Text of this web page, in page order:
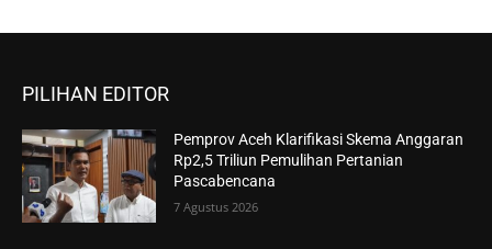
PILIHAN EDITOR
Pemprov Aceh Klarifikasi Skema Anggaran
Rp2,5 Triliun Pemulihan Pertanian
Pascabencana
7 Agustus 2026